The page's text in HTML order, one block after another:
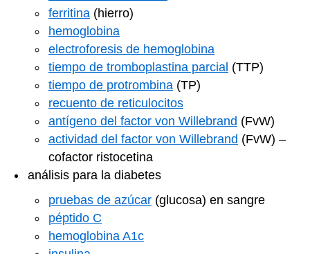
ferritina (hierro)
hemoglobina
electroforesis de hemoglobina
tiempo de tromboplastina parcial (TTP)
tiempo de protrombina (TP)
recuento de reticulocitos
antígeno del factor von Willebrand (FvW)
actividad del factor von Willebrand (FvW) –
cofactor ristocetina
análisis para la diabetes
pruebas de azúcar (glucosa) en sangre
péptido C
hemoglobina A1c